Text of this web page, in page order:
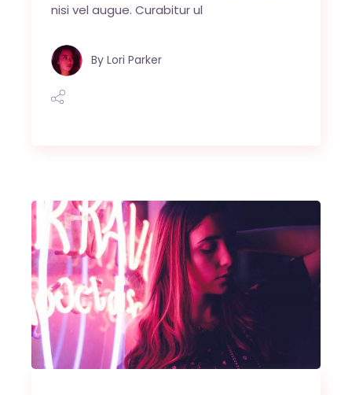
nisi vel augue. Curabitur ul
By Lori Parker